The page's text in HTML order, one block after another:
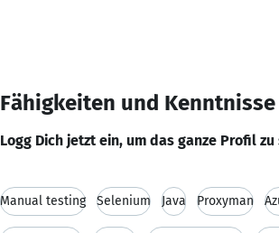
Fähigkeiten und Kenntnisse
Logg Dich jetzt ein, um das ganze Profil zu
Manual testing Selenium Java Proxyman